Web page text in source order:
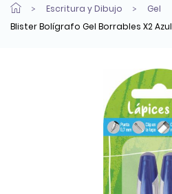
Escritura y Dibujo
Gel
Blister Bolígrafo Gel Borrables X2 Azul